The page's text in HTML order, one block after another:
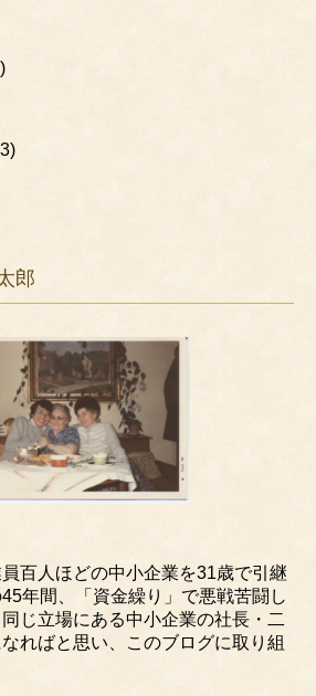
郎
百人ほどの中小企業を31歳で引継
年間、「資金繰り」で悪戦苦闘し
じ立場にある中小企業の社長・二
ればと思い、このブログに取り組